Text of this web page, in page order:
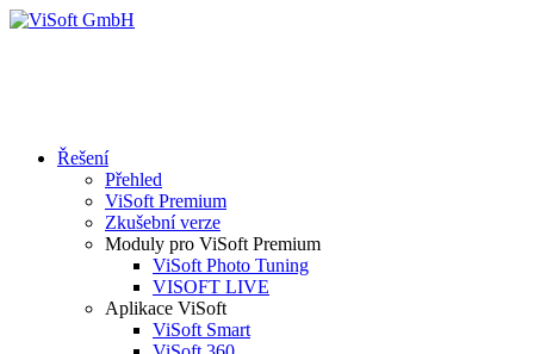
Řešení
Přehled
ViSoft Premium
Zkušební verze
Moduly pro ViSoft Premium
ViSoft Photo Tuning
VISOFT LIVE
Aplikace ViSoft
ViSoft Smart